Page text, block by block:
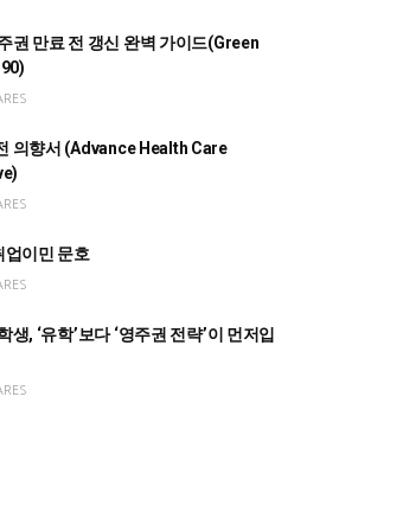
권 만료 전 갱신 완벽 가이드(Green
의향서 (Advance Health Care
업이민 문호
생, ‘유학’보다 ‘영주권 전략’이 먼저입